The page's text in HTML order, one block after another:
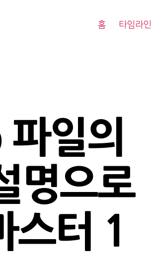
홈 타임라인
일의
명으로
스터 1